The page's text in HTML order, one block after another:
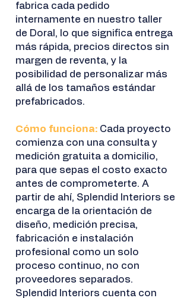
fabrica cada pedido
internamente en nuestro taller
de Doral, lo que significa entrega
más rápida, precios directos sin
margen de reventa, y la
posibilidad de personalizar más
allá de los tamaños estándar
prefabricados.
Cómo funciona: Cada proyecto
comienza con una consulta y
medición gratuita a domicilio,
para que sepas el costo exacto
antes de comprometerte. A
partir de ahí, Splendid Interiors se
encarga de la orientación de
diseño, medición precisa,
fabricación e instalación
profesional como un solo
proceso continuo, no con
proveedores separados.
Splendid Interiors cuenta con